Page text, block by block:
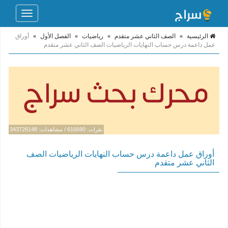
Toggle
الرئيسية » الصف الثاني عشر متقدم » رياضيات » الفصل الأول »
أوراق
عمل داعمة درس حساب النهايات الرياضيات الصف الثاني عشر متقدم
نقرات: 616690 / مشاهدات: 343726148
أوراق عمل داعمة درس حساب النهايات الرياضيات الصف
الثاني عشر متقدم